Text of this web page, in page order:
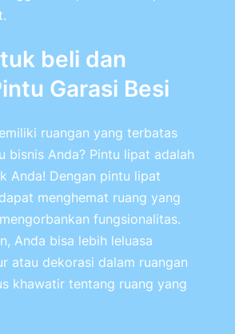
beli dan
Garasi Besi
ruangan yang terbatas
bisnis Anda? Pintu lipat adalah
Anda! Dengan pintu lipat
menghemat ruang yang
fungsionalitas.
Anda bisa lebih leluasa
atau dekorasi dalam ruangan
khawatir tentang ruang yang